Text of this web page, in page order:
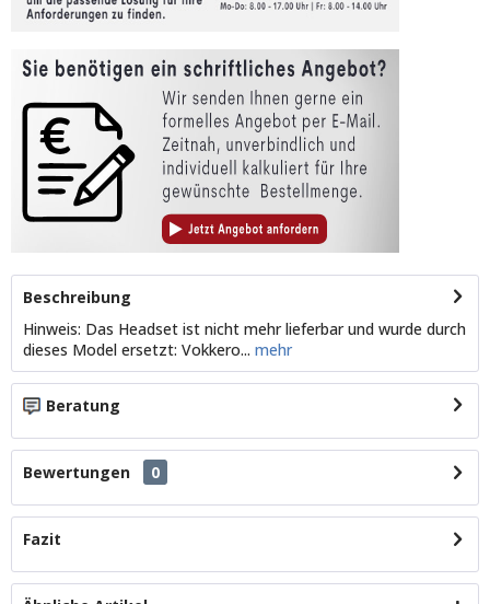
Beschreibung
Hinweis: Das Headset ist nicht mehr lieferbar und wurde durch
dieses Model ersetzt: Vokkero... mehr
Beratung
Bewertungen 0
Fazit